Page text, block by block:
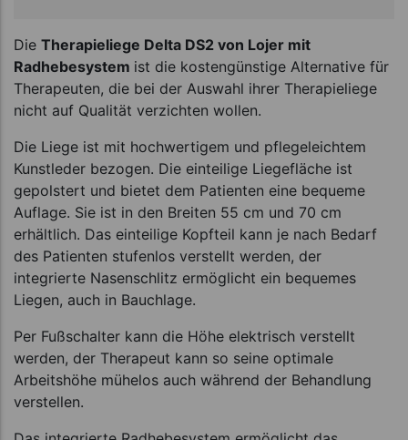
Die Therapieliege Delta DS2 von Lojer mit
Radhebesystem ist die kostengünstige Alternative für
Therapeuten, die bei der Auswahl ihrer Therapieliege
nicht auf Qualität verzichten wollen.
Die Liege ist mit hochwertigem und pflegeleichtem
Kunstleder bezogen. Die einteilige Liegefläche ist
gepolstert und bietet dem Patienten eine bequeme
Auflage. Sie ist in den Breiten 55 cm und 70 cm
erhältlich. Das einteilige Kopfteil kann je nach Bedarf
des Patienten stufenlos verstellt werden, der
integrierte Nasenschlitz ermöglicht ein bequemes
Liegen, auch in Bauchlage.
Per Fußschalter kann die Höhe elektrisch verstellt
werden, der Therapeut kann so seine optimale
Arbeitshöhe mühelos auch während der Behandlung
verstellen.